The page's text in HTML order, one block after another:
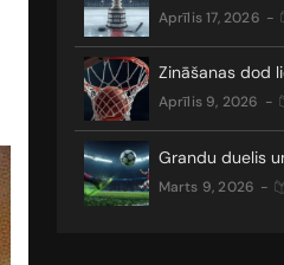
aprīlis 17, 2026 -
aprīlis 9, 2026 -
marts 9, 2026 -